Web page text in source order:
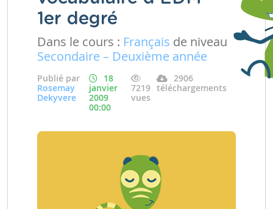
1er degré
Dans le cours : Français de niveau
Secondaire – Deuxième année
Publié par
Rosemay
Dekyvere
18
janvier
2009
00:00
7219
vues
2906
téléchargements